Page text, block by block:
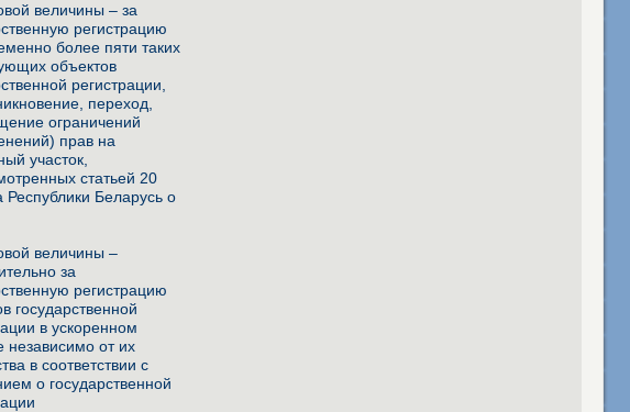
величины – за
регистрацию
более пяти таких
объектов
регистрации,
переход,
ограничений
прав на
участок,
статьей 20
Республики Беларусь о
величины –
за
регистрацию
государственной
в ускоренном
независимо от их
в соответствии с
о государственной